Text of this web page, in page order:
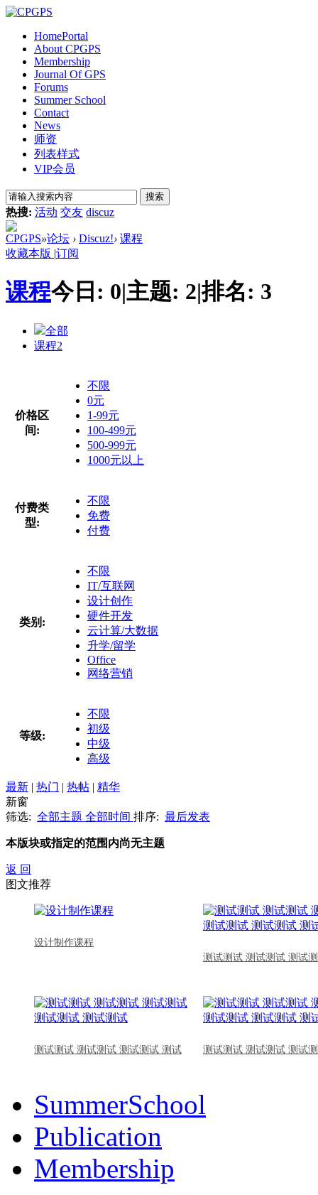
HomePortal
About CPGPS
Membership
Journal Of GPS
Forums
Summer School
Contact
News
师资
列表样式
VIP会员
搜索
热搜: 活动 交友 discuz
CPGPS»论坛 › Discuz!› 课程
收藏本版 |订阅
课程今日: 0|主题: 2|排名: 3
全部
课程2
价格区
间:
不限
0元
1-99元
100-499元
500-999元
1000元以上
付费类
型:
不限
免费
付费
类别:
不限
IT/互联网
设计创作
硬件开发
云计算/大数据
升学/留学
Office
网络营销
等级:
不限
初级
中级
高级
最新 | 热门 | 热帖 | 精华
新窗
筛选: 全部主题 全部时间 排序: 最后发表
本版块或指定的范围内尚无主题
返 回
图文推荐
设计制作课程
测试测试 测试测试 测试
测试测试 测试测试 测试测试 测试 测试测试 测试测试 测试
SummerSchool
Publication
Membership